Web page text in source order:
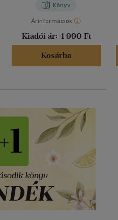
Könyv
Árinformációk
Kiadói ár: 4 990 Ft
Kosárba